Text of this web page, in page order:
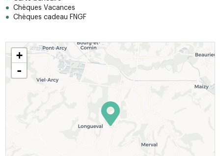
Chèques Vacances
Chèques cadeau FNGF
+
-